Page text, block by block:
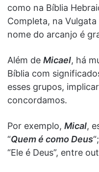
como na Bíblia
Completa, na
nome do arcanjo é
Além de Micael, há
Bíblia com
esses grupos,
concordamos.
Por exemplo, Mical,
“Quem é como Deus
“Ele é Deus”, entre